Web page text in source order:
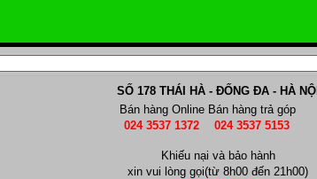
SỐ 178 THÁI HÀ - ĐỐNG ĐA - HÀ NỘI
Bán hàng Online
024 3537 1372
Bán hàng trả góp
024 3537 5153
Khiếu nại và bảo hành
xin vui lòng gọi(từ 8h00 đến 21h00)